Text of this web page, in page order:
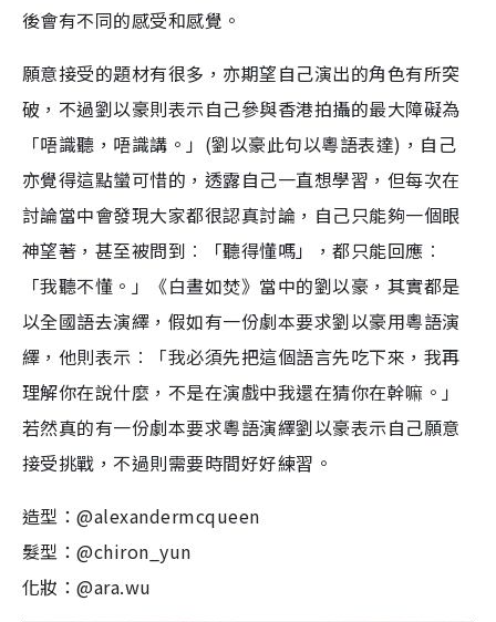
後會有不同的感受和感覺。
願意接受的題材有很多，亦期望自己演出的角色有所突
破，不過劉以豪則表示自己參與香港拍攝的最大障礙為
「唔識聽，唔識講。」(劉以豪此句以粵語表達)，自己
亦覺得這點蠻可惜的，透露自己一直想學習，但每次在
討論當中會發現大家都很認真討論，自己只能夠一個眼
神望著，甚至被問到︰「聽得懂嗎」，都只能回應︰
「我聽不懂。」《白晝如焚》當中的劉以豪，其實都是
以全國語去演繹，假如有一份劇本要求劉以豪用粵語演
繹，他則表示︰「我必須先把這個語言先吃下來，我再
理解你在說什麼，不是在演戲中我還在猜你在幹嘛。」
若然真的有一份劇本要求粵語演繹劉以豪表示自己願意
接受挑戰，不過則需要時間好好練習。
造型：@alexandermcqueen
髮型：@chiron_yun
化妝：@ara.wu